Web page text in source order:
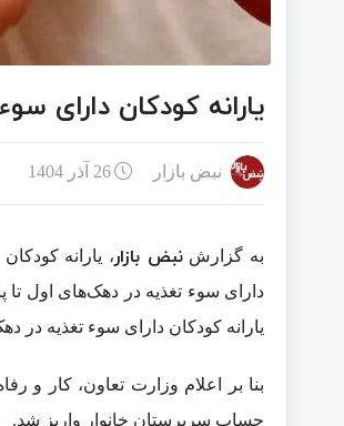
یارانه کودکان دارای
نبض بازار 26 آذر 1404
به گزارشنبض بازار، یارانه
یارانه کودکان دارای سوء تغذیه در دهک‌های ششم
حساب سرپرستان خانوار واریز شد.